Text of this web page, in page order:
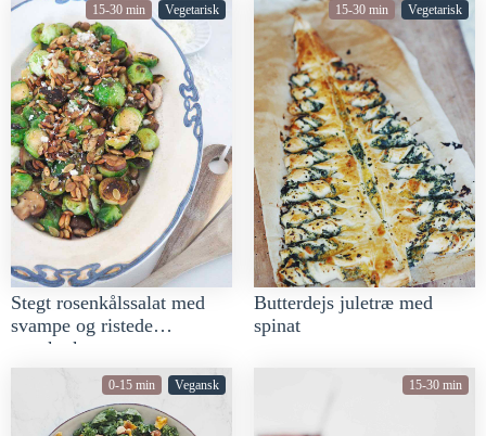
15-30 min Vegetarisk
Stegt rosenkålssalat med
svampe og ristede
græskarkerner
15-30 min Vegetarisk
Butterdejs juletræ med
spinat
0-15 min Vegansk 15-30 min